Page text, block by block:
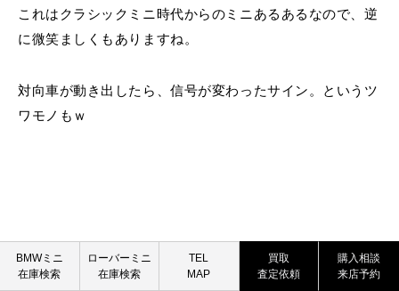
これはクラシックミニ時代からのミニあるあるなので、逆
に微笑ましくもありますね。
対向車が動き出したら、信号が変わったサイン。というツ
ワモノもｗ
反応しないスプリットドア(あるある度
BMWミニ
在庫検索
ローバーミニ
在庫検索
TEL
MAP
買取
査定依頼
購入相談
来店予約
買取査定依頼
ROVER MINI
買取査定依頼